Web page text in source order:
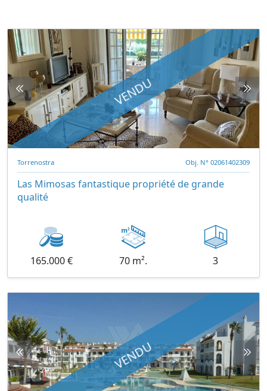
VENDU
Torrenostra Obj. N° 02061402309
Las Mimosas fantastique propriété de grande
qualité
165.000 € 70 m². 3
VENDU